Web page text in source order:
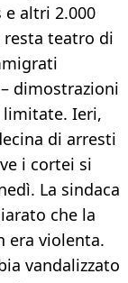
e altri 2.000
resta teatro di
dimostrazioni
limitate. Ieri,
di arresti
i cortei si
La sindaca
che la
era violenta.
vandalizzato